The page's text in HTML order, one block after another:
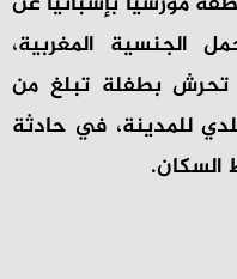
الجنسية المغربية،
بطفلة تبلغ من
البلدي للمدينة، في حادثة
السكان.